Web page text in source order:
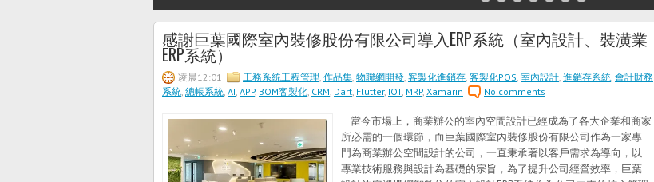
感謝巨葉國際室內裝修股份有限公司導入ERP系統（室內設計、裝潢業
ERP系統）
凌晨12:01 工務系統工程管理, 作品集, 物聯網開發, 客製化進銷存, 客製化POS, 室內設計, 進銷存系統, 會計財務
系統, 總帳系統, AI, APP, BOM客製化, CRM, Dart, Flutter, IOT, MRP, Xamarin No comments
當今市場上，商業辦公的室內空間設計已經成為了各大企業和商家
所必需的一個環節，而巨葉國際室內裝修股份有限公司作為一家專
門為商業辦公空間設計的公司，一直秉承著以客戶需求為導向，以
專業技術服務與設計為基礎的宗旨，為了提升公司經營效率，巨葉